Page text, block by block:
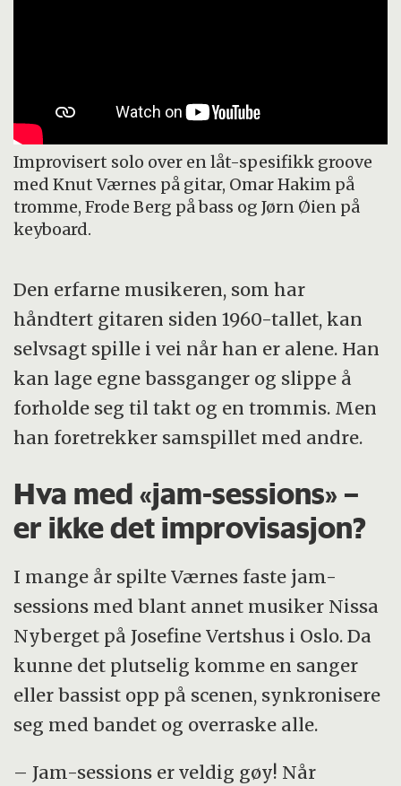
Improvisert solo over en låt-spesifikk groove
med Knut Værnes på gitar, Omar Hakim på
tromme, Frode Berg på bass og Jørn Øien på
keyboard.
Den erfarne musikeren, som har
håndtert gitaren siden 1960-tallet, kan
selvsagt spille i vei når han er alene. Han
kan lage egne bassganger og slippe å
forholde seg til takt og en trommis. Men
han foretrekker samspillet med andre.
Hva med «jam-sessions» –
er ikke det improvisasjon?
I mange år spilte Værnes faste jam-
sessions med blant annet musiker Nissa
Nyberget på Josefine Vertshus i Oslo. Da
kunne det plutselig komme en sanger
eller bassist opp på scenen, synkronisere
seg med bandet og overraske alle.
– Jam-sessions er veldig gøy! Når